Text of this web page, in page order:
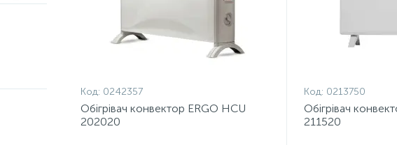
Код: 0242357
Обiгрiвач конвектор ERGO HCU
202020
Код: 0213750
Обiгрiвач
211520